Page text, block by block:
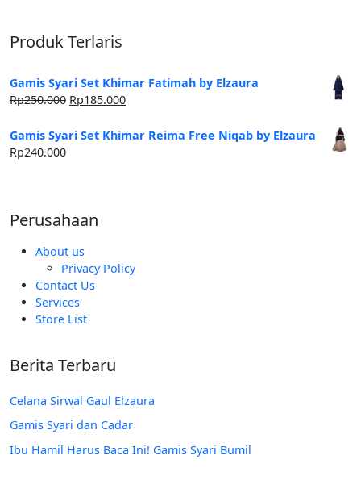
Produk Terlaris
Gamis Syari Set Khimar Fatimah by Elzaura
Rp250.000 Harga
adalah:
Rp185.000Harga
ini
Gamis Syari Set Khimar Reima Free Niqab by Elzaura
Rp240.000
Perusahaan
About us
Privacy Policy
Contact Us
Services
Store List
Berita Terbaru
Celana Sirwal Gaul Elzaura
Gamis Syari dan Cadar
Ibu Hamil Harus Baca Ini! Gamis Syari Bumil